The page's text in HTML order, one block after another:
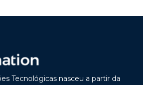
Tecnológicas nasceu a partir da